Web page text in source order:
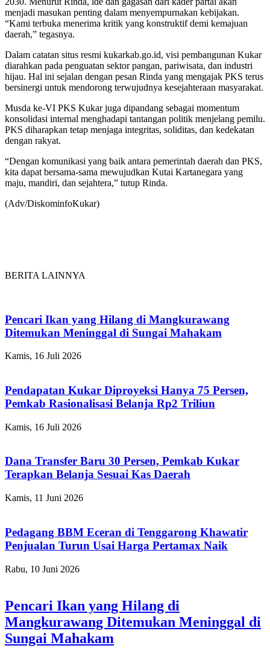
menjadi masukan penting dalam menyempurnakan kebijakan.
“Kami terbuka menerima kritik yang konstruktif demi kemajuan
daerah,” tegasnya.
Dalam catatan situs resmi kukarkab.go.id, visi pembangunan Kukar
diarahkan pada penguatan sektor pangan, pariwisata, dan industri
hijau. Hal ini sejalan dengan pesan Rinda yang mengajak PKS terus
bersinergi untuk mendorong terwujudnya kesejahteraan masyarakat.
Musda ke-VI PKS Kukar juga dipandang sebagai momentum
konsolidasi internal menghadapi tantangan politik menjelang pemilu.
PKS diharapkan tetap menjaga integritas, soliditas, dan kedekatan
dengan rakyat.
“Dengan komunikasi yang baik antara pemerintah daerah dan PKS,
kita dapat bersama-sama mewujudkan Kutai Kartanegara yang
maju, mandiri, dan sejahtera,” tutup Rinda.
(Adv/DiskominfoKukar)
BERITA LAINNYA
Pencari Ikan yang Hilang di Mangkurawang
Ditemukan Meninggal di Sungai Mahakam
Kamis, 16 Juli 2026
Pendapatan Kukar Diproyeksi Hanya 75 Persen,
Pemkab Rasionalisasi Belanja Rp2 Triliun
Kamis, 16 Juli 2026
Dana Transfer Baru 30 Persen, Pemkab Kukar
Terapkan Belanja Sesuai Kas Daerah
Kamis, 11 Juni 2026
Pedagang BBM Eceran di Tenggarong Khawatir
Penjualan Turun Usai Harga Pertamax Naik
Rabu, 10 Juni 2026
Pencari Ikan yang Hilang di
Mangkurawang Ditemukan Meninggal di
Sungai Mahakam